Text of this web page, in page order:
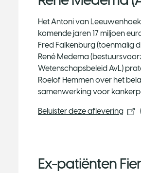
Het Antoni van
komende jaren 17 miljoen
Fred Falkenburg (toenmalig
René Medema
Wetenschapsbeleid AvL)
Roelof Hemmen over het
samenwerking voor
Beluister deze aflevering​
Ex-patiënten